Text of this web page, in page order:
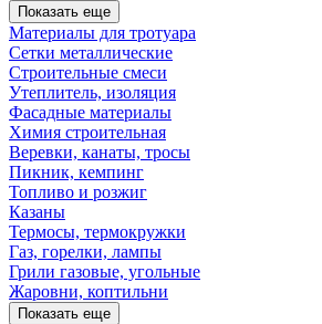
Показать еще
Материалы для тротуара
Сетки металлические
Строительные смеси
Утеплитель, изоляция
Фасадные материалы
Химия строительная
Веревки, канаты, тросы
Пикник, кемпинг
Топливо и розжиг
Казаны
Термосы, термокружки
Газ, горелки, лампы
Грили газовые, угольные
Жаровни, коптильни
Показать еще